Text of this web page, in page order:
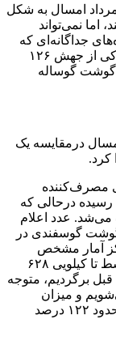
امسال به شکل
نمی‌تواند
جداگانه‌ای که
مرکز آمار از روند نرخ گوشت ارائه می‌دهد، حاکی از جهش ۱۲۶
و ۱۲۲ درصدی گوشت گوساله
درمقایسه یک
مصرف‌کننده
به‌ثبت رسیده درحالی که
تخمین زده می‌شد. عدد اعلام
گوسفندی در
آمار مشخص
می‌کند هر کیلو گوشت گوسفندی به‌شکل متوسط تا کیلویی ۶۲۸
برگردیم، متوجه
و میزان
افزایش قیمت گوشت گوساله در این مدت به حدود ۱۲۲ درصد